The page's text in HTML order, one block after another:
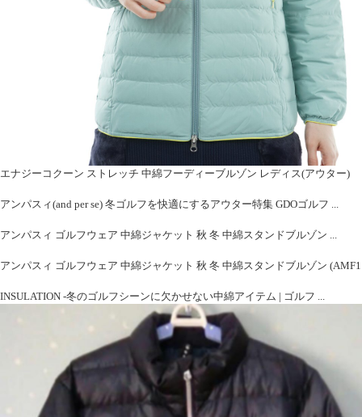
エナジーコクーン ストレッチ 中綿フーディーブルゾン レディス(アウター)
アンパスィ(and per se) 冬ゴルフを快適にするアウター特集 GDOゴルフ ...
アンパスィ ゴルフウェア 中綿ジャケット 秋 冬 中綿スタンドブルゾン ...
アンパスィ ゴルフウェア 中綿ジャケット 秋 冬 中綿スタンドブルゾン
INSULATION -冬のゴルフシーンに欠かせない中綿アイテム | ゴルフ ...